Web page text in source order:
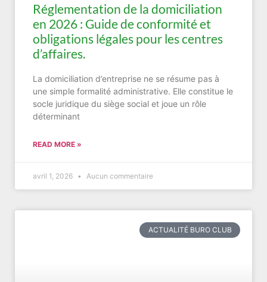
Réglementation de la domiciliation
en 2026 : Guide de conformité et
obligations légales pour les centres
d’affaires.
La domiciliation d’entreprise ne se résume pas à
une simple formalité administrative. Elle constitue le
socle juridique du siège social et joue un rôle
déterminant
READ MORE »
avril 1, 2026 Aucun commentaire
ACTUALITÉ BURO CLUB